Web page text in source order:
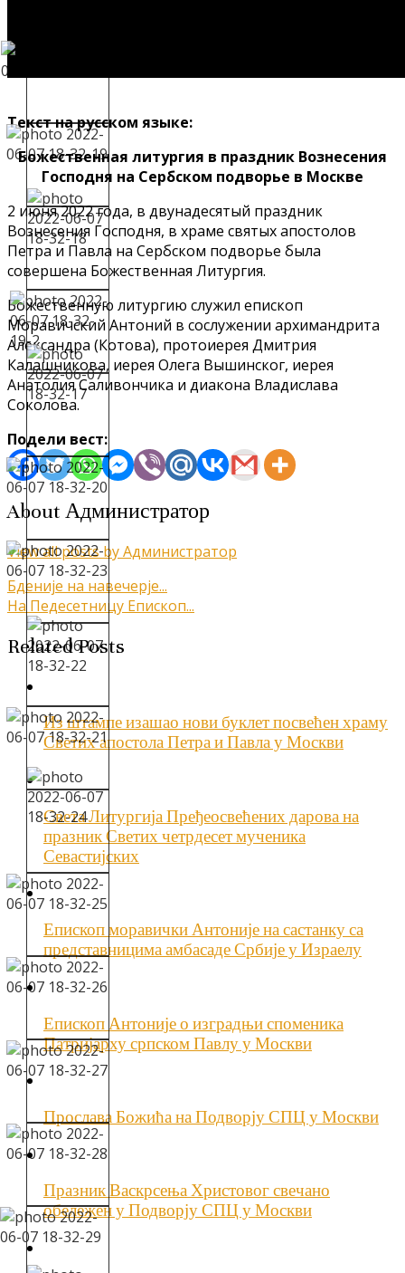
Текст на русском языке:
Божественная литургия в праздник Вознесения
Господня на Сербском подворье в Москве
2 июня 2022 года, в двунадесятый праздник
Вознесения Господня, в храме святых апостолов
Петра и Павла на Сербском подворье была
совершена Божественная Литургия.
Божественную литургию служил епископ
Моравичский Антоний в сослужении архимандрита
Александра (Котова), протоиерея Дмитрия
Калашникова, иерея Олега Вышинског, иерея
Анатолия Саливончика и диакона Владислава
Соколова.
Подели вест:
About Администратор
View all posts by Администратор
Кретање
чланка
Бденије на навечерје...
На Педесетницу Епископ...
Related Posts
Из штампе изашао нови буклет посвећен храму
Светих апостола Петра и Павла у Москви
Света Литургија Пређеосвећених дарова на
празник Светих четрдесет мученика
Севастијских
Епископ моравички Антоније на састанку са
представницима амбасаде Србије у Израелу
Епископ Антоније о изградњи споменика
Патријарху српском Павлу у Москви
Прослава Божића на Подворју СПЦ у Москви
Празник Васкрсења Христовог свечано
обележен у Подворју СПЦ у Москви